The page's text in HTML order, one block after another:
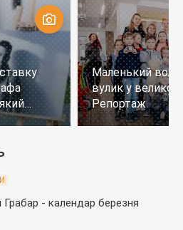
Маленький
вулик у
Репортаж
Грабар - календар березня